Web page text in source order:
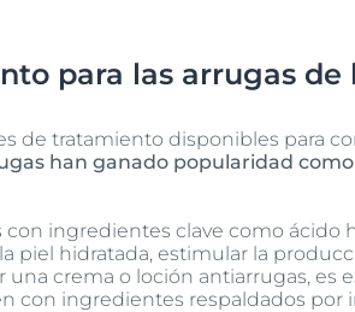
para las arrugas de
de tratamiento disponibles para
han ganado popularidad
ingredientes clave como ácido
piel hidratada, estimular la
una crema o loción antiarrugas, es
con ingredientes respaldados por